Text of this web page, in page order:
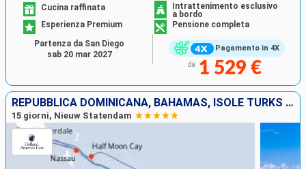
Pagamento in 4X
Cucina raffinata
Intrattenimento esclusivo
a bordo
Esperienza Premium
Pensione completa
da 1 529 €
Partenza da San Diego
sab 20 mar 2027
REPUBBLICA DOMINICANA, BAHAMAS, ISOLE TURKS E CAICOS, PORTORICO, SAINT THOMAS, STATI UNITI
15 giorni, Nieuw Statendam